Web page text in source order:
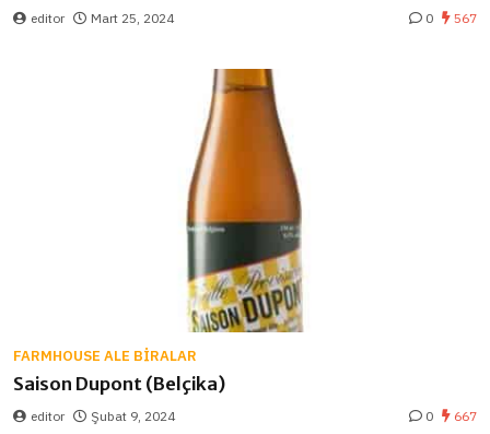
editor Mart 25, 2024 0 567
FARMHOUSE ALE BIRALAR
Saison Dupont (Belçika)
editor Şubat 9, 2024 0 667